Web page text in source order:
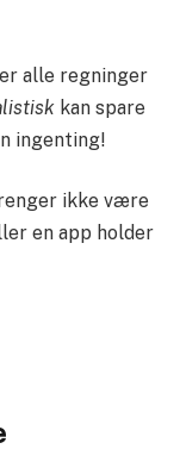
alle regninger
kan spare
ingenting!
ikke være
en app holder